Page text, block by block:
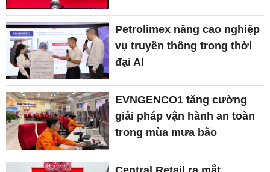
Petrolimex nâng cao nghiệp
vụ truyền thông trong thời
đại AI
EVNGENCO1 tăng cường
giải pháp vận hành an toàn
trong mùa mưa bão